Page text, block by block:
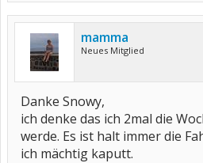
mamma
Neues Mitglied
Danke Snowy,
ich denke das ich 2mal die
werde. Es ist halt immer die
ich mächtig kaputt.